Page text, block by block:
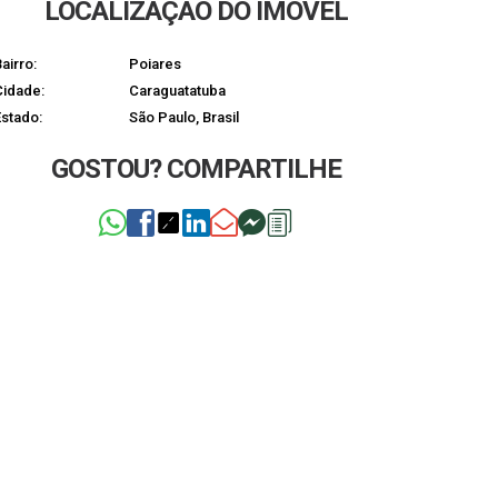
LOCALIZAÇÃO DO IMÓVEL
Poiares
Caraguatatuba
São Paulo, Brasil
GOSTOU? COMPARTILHE